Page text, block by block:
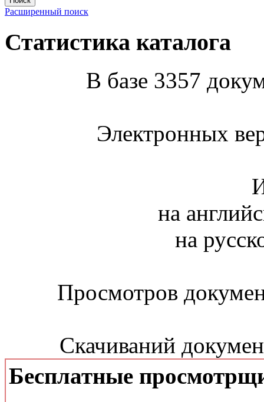
Расширенный поиск
Статистика каталога
В базе 3357
Электронных
на
на
Просмотров
Скачиваний
Бесплатные